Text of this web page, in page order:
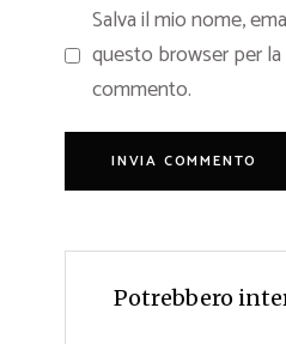
Salva il mio nome,
questo browser per
commento.
Potrebbero